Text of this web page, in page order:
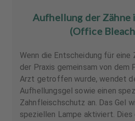
Aufhellung der Zähne
(Office
Wenn die Entscheidung für eine
der Praxis gemeinsam von dem
Arzt getroffen wurde, wendet
Aufhellungsgel sowie einen
Zahnfleischschutz an. Das Gel
speziellen Lampe aktiviert. Dies